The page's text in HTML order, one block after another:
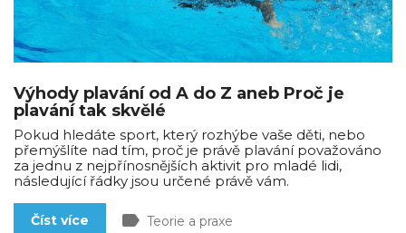
Výhody plavání od A do Z aneb Proč je
plavání tak skvělé
Pokud hledáte sport, který rozhýbe vaše děti, nebo
přemýšlíte nad tím, proč je právě plavání považováno
za jednu z nejpřínosnějších aktivit pro mladé lidi,
následující řádky jsou určené právě vám.
Číst více label Teorie a praxe